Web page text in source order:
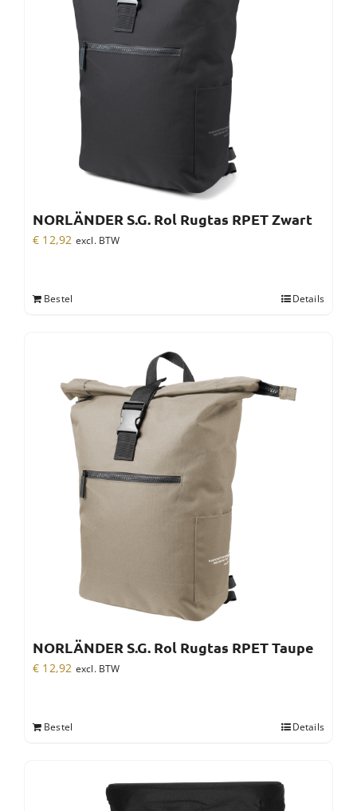
NORLÄNDER S.G. Rol Rugtas RPET Zwart
€ 12,92 excl. BTW
Bestel Details
NORLÄNDER S.G. Rol Rugtas RPET Taupe
€ 12,92 excl. BTW
Bestel Details